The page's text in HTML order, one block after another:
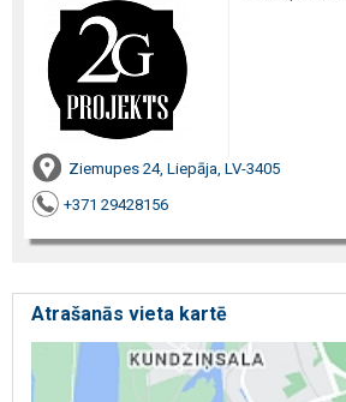
Ziemupes 24, Liepāja, LV-3405
+371 29428156
Atrašanās vieta kartē